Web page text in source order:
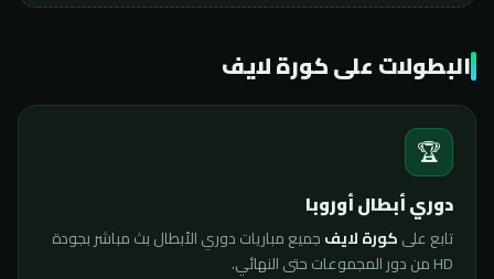
البطولات على كورة لايف
🏆
دوري أبطال أوروبا
تابع علىكورة لايفجميع مباريات دوري الأبطال بث مباشر بجودة
HD من دور المجموعات حتى النهائي.